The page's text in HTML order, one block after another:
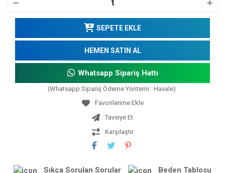
SEPETE EKLE
HEMEN SATIN AL
Whatsapp Sipariş Hattı
(Whatsapp Sipariş Ödeme Yöntemi : Havale)
Tavsiye Et
Karşılaştır
Sıkça Sorulan Sorular Beden Tablosu